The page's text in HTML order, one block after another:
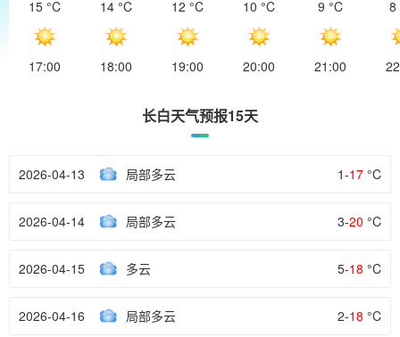
15 °C
17:00
14 °C
18:00
12 °C
19:00
10 °C
20:00
9 °C
21:00
8
长白天气预报15天
2026-04-13 局部多云 1-17 °C
2026-04-14 局部多云 3-20 °C
2026-04-15 多云 5-18 °C
2026-04-16 局部多云 2-18 °C